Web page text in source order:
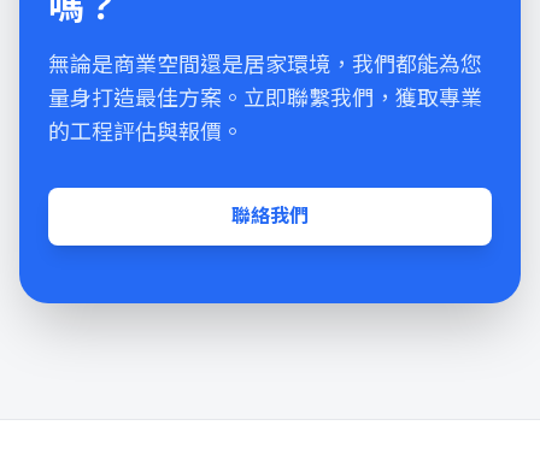
無論是商業空間還是居家環境，我們都能為您
量身打造最佳方案。立即聯繫我們，獲取專業
的工程評估與報價。
聯絡我們